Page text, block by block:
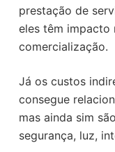
prestação de
eles têm impacto
comercialização.
Já os custos
consegue
mas ainda sim
segurança, luz,